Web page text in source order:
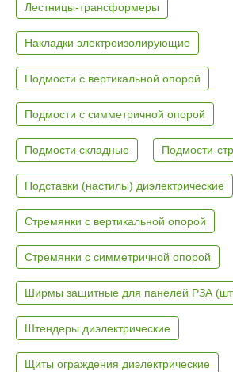
Лестницы-трансформеры
Накладки электроизолирующие
Подмости с вертикальной опорой
Подмости с симметричной опорой
Подмости складные Подмости-
Подставки (настилы) диэлектрические
Стремянки с вертикальной опорой
Стремянки с симметричной опорой
Ширмы защитные для панелей РЗА
Штендеры диэлектрические
Щиты ограждения диэлектрические